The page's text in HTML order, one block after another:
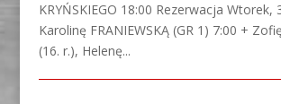
KRYŃSKIEGO 18:00 Rezerwacja Wtorek,
Karolinę FRANIEWSKĄ (GR 1) 7:00 +
(16. r.), Helenę...